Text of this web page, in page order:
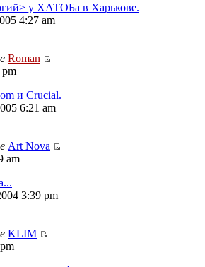
у ХАТОБа в Харькове.
4:27 am
Roman
и Crucial.
6:21 am
Art Nova
am
3:39 pm
KLIM